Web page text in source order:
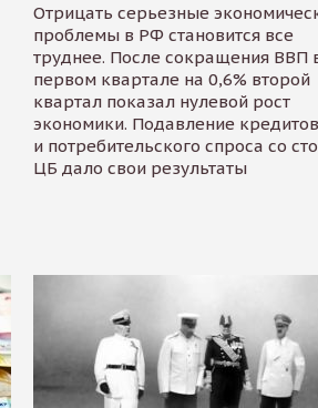
Отрицать серьезные
проблемы в РФ становится все
труднее. После сокращения ВВП
первом квартале на 0,6% второй
квартал показал нулевой рост
экономики. Подавление
и потребительского спроса со
ЦБ дало свои результаты